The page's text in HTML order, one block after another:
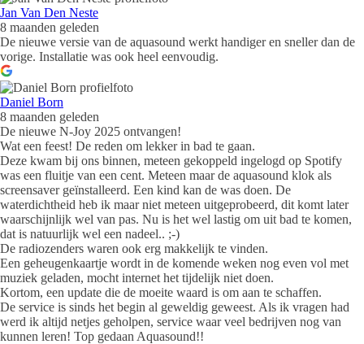
Jan Van Den Neste
8 maanden geleden
De nieuwe versie van de aquasound werkt handiger en sneller dan de
vorige. Installatie was ook heel eenvoudig.
Daniel Born
8 maanden geleden
De nieuwe N-Joy 2025 ontvangen!
Wat een feest! De reden om lekker in bad te gaan.
Deze kwam bij ons binnen, meteen gekoppeld ingelogd op Spotify
was een fluitje van een cent. Meteen maar de aquasound klok als
screensaver geïnstalleerd. Een kind kan de was doen. De
waterdichtheid heb ik maar niet meteen uitgeprobeerd, dit komt later
waarschijnlijk wel van pas. Nu is het wel lastig om uit bad te komen,
dat is natuurlijk wel een nadeel.. ;-)
De radiozenders waren ook erg makkelijk te vinden.
Een geheugenkaartje wordt in de komende weken nog even vol met
muziek geladen, mocht internet het tijdelijk niet doen.
Kortom, een update die de moeite waard is om aan te schaffen.
De service is sinds het begin al geweldig geweest. Als ik vragen had
werd ik altijd netjes geholpen, service waar veel bedrijven nog van
kunnen leren! Top gedaan Aquasound!!